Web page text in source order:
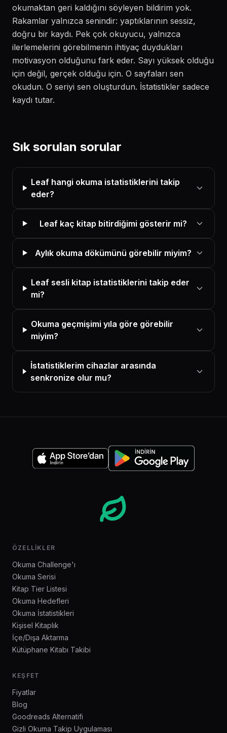
okumaktan geri kaldığını söyleyen bildirim yok.
Rakamlar yalnızca senindir: yaptıklarının sessiz,
doğru bir kaydı. Pek çok okuyucu, yalnızca
ilerlemelerini görebilmenin ihtiyaç duydukları
motivasyon olduğunu fark eder. Sayı yüksek olduğu
için değil, gerçek olduğu için. O sayfaları sen
okudun. O seriyi sen oluşturdun. İstatistikler sadece
kaydı tutar.
Sık sorulan sorular
Leaf hangi okuma istatistiklerini takip
eder?
Leaf kaç kitap bitirdiğimi gösterir mi?
Aylık okuma dökümünü görebilir miyim?
Leaf sesli kitap istatistiklerini takip eder
mi?
Okuma geçmişimi yıla göre görebilir
miyim?
İstatistiklerim cihazlar arasında
senkronize olur mu?
ÖZELLIKLER
Okuma Challenge'ı
Okuma Serisi
Kitap Tier Listesi
Okuma Hedefleri
Okuma İstatistikleri
Kişisel Kitaplık
İçe/Dışa Aktarma
Kütüphane Kitabı Takibi
KEŞFET
Fiyatlar
Blog
Goodreads Alternatifi
Gizli Okuma Takip Uygulaması